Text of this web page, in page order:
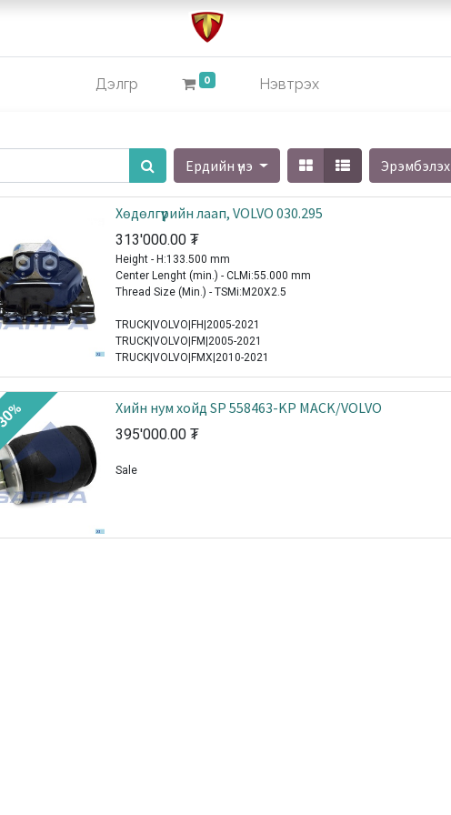
Дэлгүүр 0 Нэвтрэх
Ердийн үнэ Эрэмбэлэх
Хөдөлгүүрийн лаап, VOLVO 030.295
313'000.00 ₮
Height - H:133.500 mm
Center Lenght (min.) - CLMi:55.000 mm
Thread Size (Min.) - TSMi:M20X2.5
TRUCK|VOLVO|FH|2005-2021
TRUCK|VOLVO|FM|2005-2021
TRUCK|VOLVO|FMX|2010-2021
Хийн нум хойд SP 558463-KP MACK/VOLVO
395'000.00 ₮
Sale